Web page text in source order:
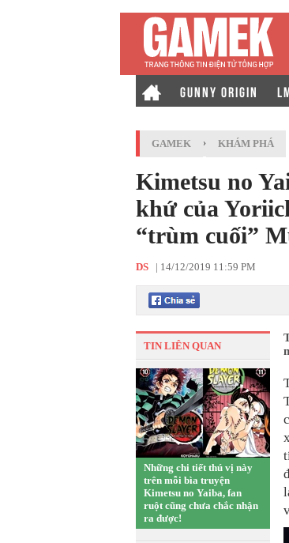
GUNNY ORIGIN
GAMEK › KHÁM PHÁ
Kimetsu no
khứ của
“trùm cuối”
DS | 14/12/2019 11:59 PM
TIN LIÊN QUAN
Những chi tiết thú vị này
trên mỗi bìa truyện
Kimetsu no Yaiba, fan
ruột cũng chưa chắc nhận
ra được!